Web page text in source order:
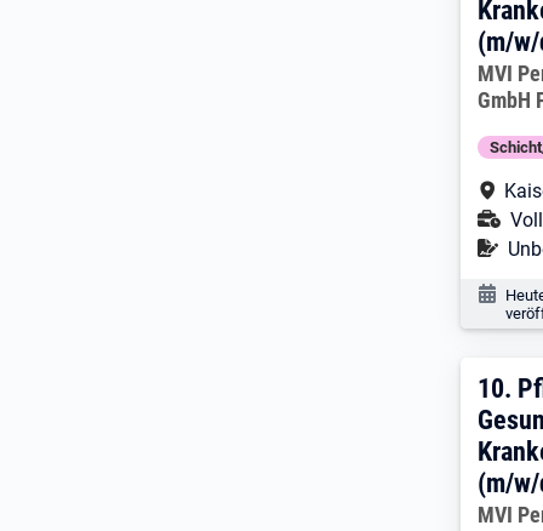
(m/
MVI
GmbH
10.
10.
(m/
MVI